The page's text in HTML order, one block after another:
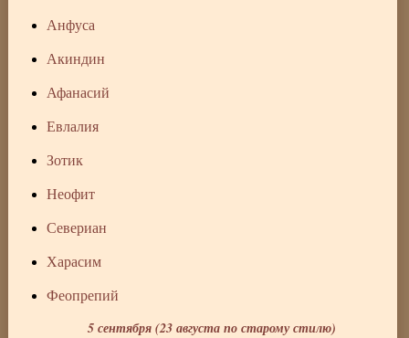
Анфуса
Акиндин
Афанасий
Евлалия
Зотик
Неофит
Севериан
Харасим
Феопрепий
5 сентября (23 августа по старому стилю)